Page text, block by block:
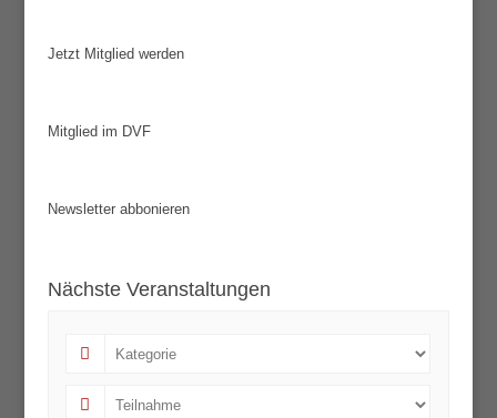
Jetzt Mitglied werden
Mitglied im DVF
Newsletter abbonieren
Nächste Veranstaltungen